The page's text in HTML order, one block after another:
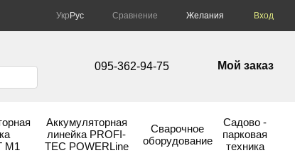
Укр Рус Сравнение Желания Вход
095-362-94-75 Мой заказ
М1
Аккумуляторная
линейка PROFI-
TEC POWERLine
Сварочное
оборудование
Садово -
парковая
техника